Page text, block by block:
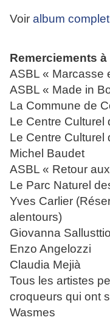
Voir album
Remerciements à
ASBL « Marcasse
ASBL « Made in
La Commune de
Le Centre Culturel
Le Centre Culturel
Michel Baudet
ASBL « Retour
Le Parc Naturel
Yves Carlier
alentours)
Giovanna Sallusttio
Enzo Angelozzi
Claudia Mejià
Tous les artistes
croqueurs qui ont
Wasmes